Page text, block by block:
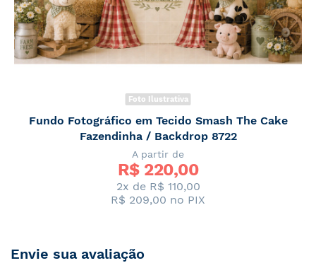
Foto Ilustrativa
Fundo Fotográfico em Tecido Smash The Cake
Fazendinha / Backdrop 8722
A partir de
R$ 220,00
2x de R$ 110,00
R$ 209,00 no PIX
Envie sua avaliação